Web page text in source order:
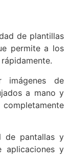
de plantillas
permite a los
imágenes de
a mano y
de pantallas y
aplicaciones y